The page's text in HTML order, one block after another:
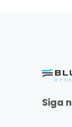
Siga